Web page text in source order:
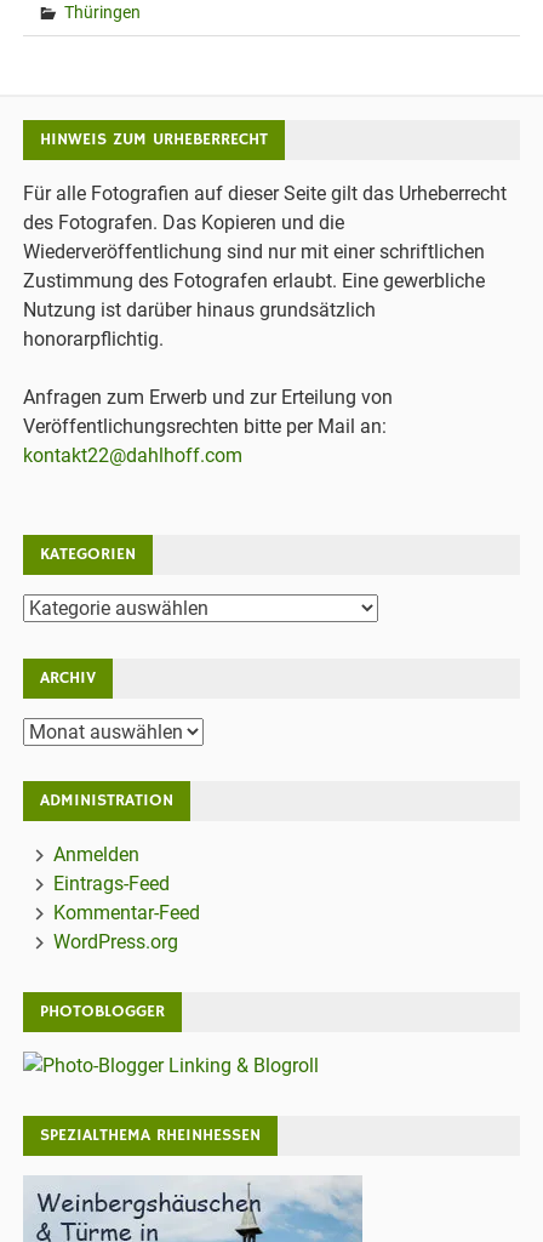
Thüringen
HINWEIS ZUM URHEBERRECHT
Für alle Fotografien auf dieser Seite gilt das Urheberrecht
des Fotografen. Das Kopieren und die
Wiederveröffentlichung sind nur mit einer schriftlichen
Zustimmung des Fotografen erlaubt. Eine gewerbliche
Nutzung ist darüber hinaus grundsätzlich
honorarpflichtig.
Anfragen zum Erwerb und zur Erteilung von
Veröffentlichungsrechten bitte per Mail an:
kontakt22@dahlhoff.com
KATEGORIEN
Kategorien
ARCHIV
Archiv
ADMINISTRATION
Anmelden
Eintrags-Feed
Kommentar-Feed
WordPress.org
PHOTOBLOGGER
SPEZIALTHEMA RHEINHESSEN